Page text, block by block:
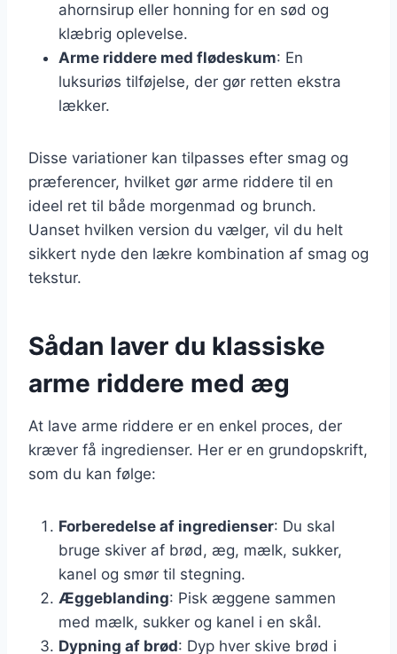
ahornsirup eller honning for en sød og
klæbrig oplevelse.
Arme riddere med flødeskum: En
luksuriøs tilføjelse, der gør retten ekstra
lækker.
Disse variationer kan tilpasses efter smag og
præferencer, hvilket gør arme riddere til en
ideel ret til både morgenmad og brunch.
Uanset hvilken version du vælger, vil du helt
sikkert nyde den lækre kombination af smag og
tekstur.
Sådan laver du klassiske
arme riddere med æg
At lave arme riddere er en enkel proces, der
kræver få ingredienser. Her er en grundopskrift,
som du kan følge:
Forberedelse af ingredienser: Du skal
bruge skiver af brød, æg, mælk, sukker,
kanel og smør til stegning.
Æggeblanding: Pisk æggene sammen
med mælk, sukker og kanel i en skål.
Dypning af brød: Dyp hver skive brød i